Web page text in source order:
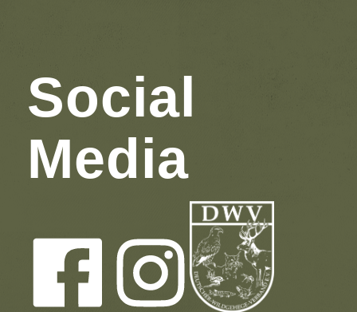
Social
Media